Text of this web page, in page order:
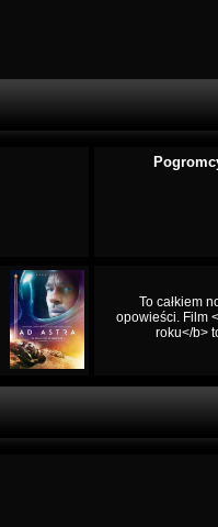
To całkiem
opowieści. Film
roku</b>